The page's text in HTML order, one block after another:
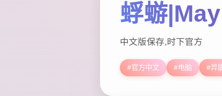
蜉蝣
中文版保存,时下官方
#官方中文 #电脑 #异